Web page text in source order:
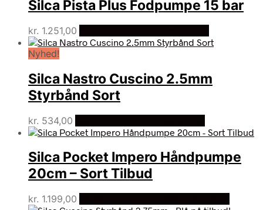
Silca Pista Plus Fodpumpe 15 bar
kr. 1.251,00
Nyhed!
Silca Nastro Cuscino 2.5mm
Styrbånd Sort
kr. 534,00
Silca Pocket Impero Håndpumpe
20cm – Sort Tilbud
kr. 1.199,00